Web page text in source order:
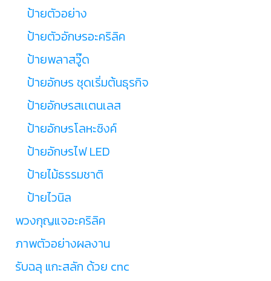
ป้ายตัวอย่าง
ป้ายตัวอักษรอะคริลิค
ป้ายพลาสวู๊ด
ป้ายอักษร ชุดเริ่มต้นธุรกิจ
ป้ายอักษรสเเตนเลส
ป้ายอักษรโลหะซิงค์
ป้ายอักษรไฟ LED
ป้ายไม้ธรรมชาติ
ป้ายไวนิล
พวงกุญแจอะคริลิค
ภาพตัวอย่างผลงาน
รับฉลุ แกะสลัก ด้วย cnc